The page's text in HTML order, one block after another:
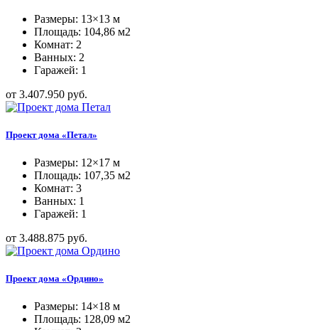
Размеры: 13×13 м
Площадь: 104,86 м2
Комнат: 2
Ванных: 2
Гаражей: 1
от 3.407.950 руб.
Проект дома «Петал»
Размеры: 12×17 м
Площадь: 107,35 м2
Комнат: 3
Ванных: 1
Гаражей: 1
от 3.488.875 руб.
Проект дома «Ордино»
Размеры: 14×18 м
Площадь: 128,09 м2